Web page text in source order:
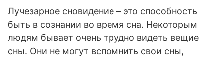
Лучезарное сновидение – это способность
быть в сознании во время сна. Некоторым
людям бывает очень трудно видеть вещие
сны. Они не могут вспомнить свои сны,